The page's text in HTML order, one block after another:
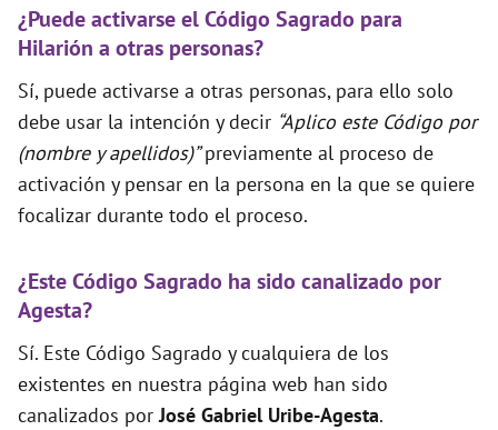
¿Puede activarse el Código Sagrado para
Hilarión a otras personas?
Sí, puede activarse a otras personas, para ello solo
debe usar la intención y decir “Aplico este Código por
(nombre y apellidos)”previamente al proceso de
activación y pensar en la persona en la que se quiere
focalizar durante todo el proceso.
¿Este Código Sagrado ha sido canalizado por
Agesta?
Sí. Este Código Sagrado y cualquiera de los
existentes en nuestra página web han sido
canalizados porJosé Gabriel Uribe-Agesta.